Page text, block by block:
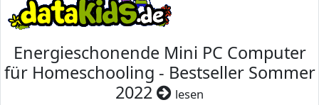
Energieschonende Mini PC Computer
für Homeschooling - Bestseller Sommer
2022
lesen